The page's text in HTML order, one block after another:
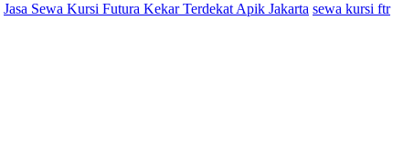
Jasa Sewa Kursi Futura Kekar Terdekat Apik Jakarta sewa kursi ftr